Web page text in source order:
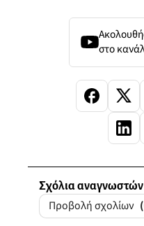
στο
Σχόλια αναγνωστών
Προβολή σχολίων